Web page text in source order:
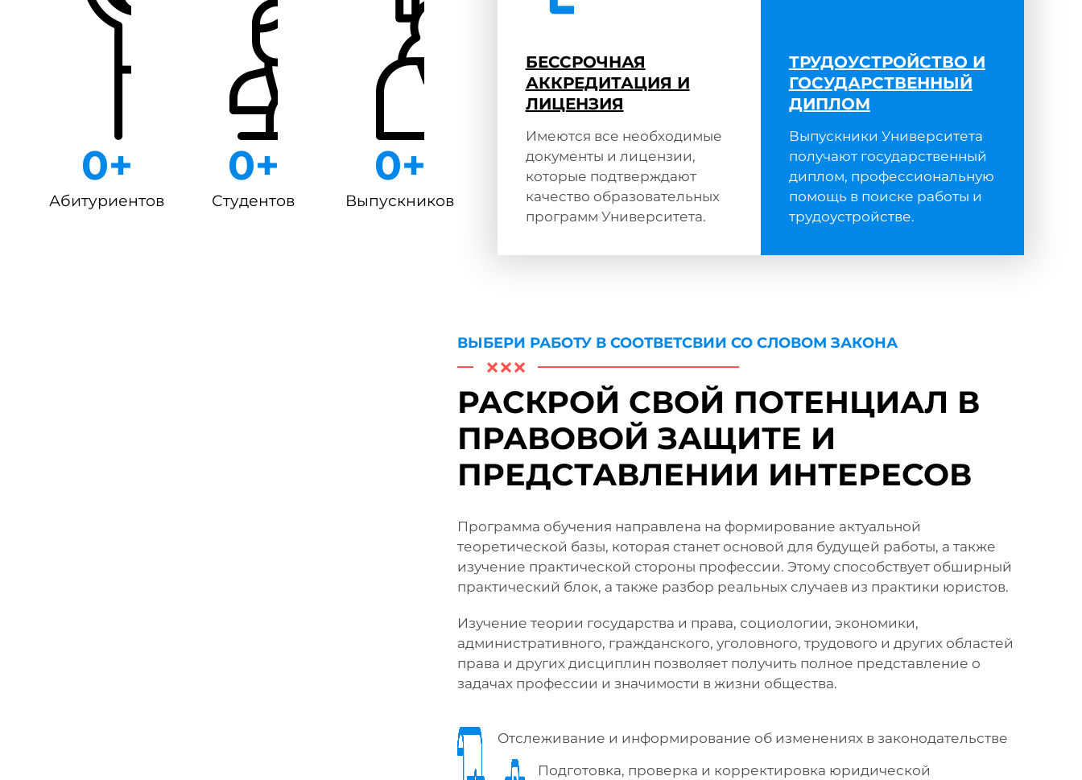
0+
Абитуриентов
0+
Студентов
0+
Выпускников
БЕССРОЧНАЯ
АККРЕДИТАЦИЯ И
ЛИЦЕНЗИЯ
Имеются все необходимые
документы и лицензии,
которые подтверждают
качество образовательных
программ Университета.
ТРУДОУСТРОЙСТВО И
ГОСУДАРСТВЕННЫЙ
ДИПЛОМ
Выпускники Университета
получают государственный
диплом, профессиональную
помощь в поиске работы и
трудоустройстве.
ВЫБЕРИ РАБОТУ В СООТВЕТСВИИ СО СЛОВОМ ЗАКОНА
РАСКРОЙ СВОЙ ПОТЕНЦИАЛ В
ПРАВОВОЙ ЗАЩИТЕ И
ПРЕДСТАВЛЕНИИ ИНТЕРЕСОВ
Программа обучения направлена на формирование актуальной
теоретической базы, которая станет основой для будущей работы, а также
изучение практической стороны профессии. Этому способствует обширный
практический блок, а также разбор реальных случаев из практики юристов.
Изучение теории государства и права, социологии, экономики,
административного, гражданского, уголовного, трудового и других областей
права и других дисциплин позволяет получить полное представление о
задачах профессии и значимости в жизни общества.
Отслеживание и информирование об изменениях в законодательстве
Подготовка, проверка и корректировка юридической